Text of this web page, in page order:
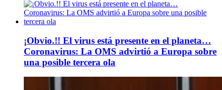
¡Obvio.!! El virus está presente en el planeta…
Coronavirus: La OMS advirtió a Europa sobre
una posible tercera ola